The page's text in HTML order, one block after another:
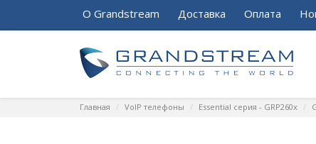
О Grandstream Доставка Оплата
Главная VoIP телефоны Essential серия - GRP260x